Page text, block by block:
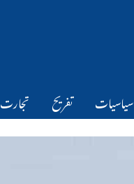
سیاسیات تفریح تجارت